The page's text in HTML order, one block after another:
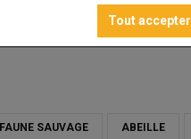
FAUNE SAUVAGE ABEILLE
Tout accepter